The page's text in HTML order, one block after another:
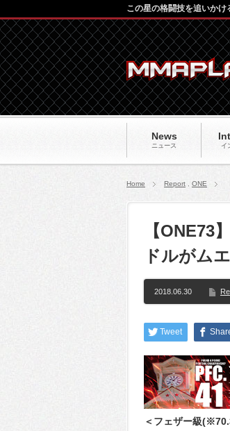
News
ニュース イ
この星の格闘技を追いかけ
Home Report ONE
【ONE73
ドルがム
2018.06.30
Tweet
＜フェザー級